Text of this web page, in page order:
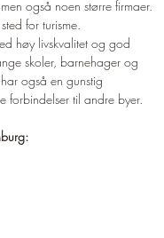
også noen større firmaer.
for turisme.
høy livskvalitet og god
skoler, barnehager og
også en gunstig
forbindelser til andre byer.